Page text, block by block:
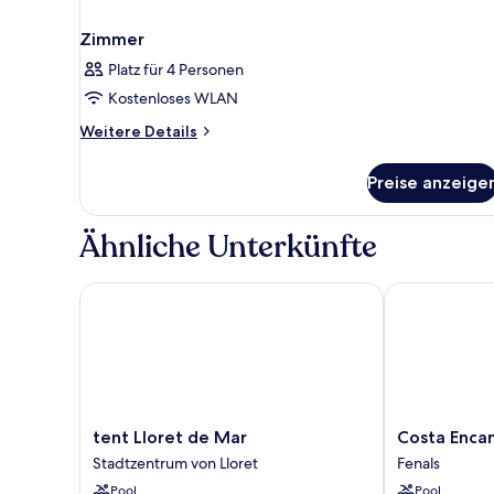
Zimmer
Platz für 4 Personen
Kostenloses WLAN
Weitere Details
Weitere
Preise
Ähnliche Unterkünfte
tent
Lloret
de
tent Lloret de Mar
Stadtzentrum von Lloret
tent Lloret de Mar
Costa
Encantada
Suites
Costa
Fenals
Costa